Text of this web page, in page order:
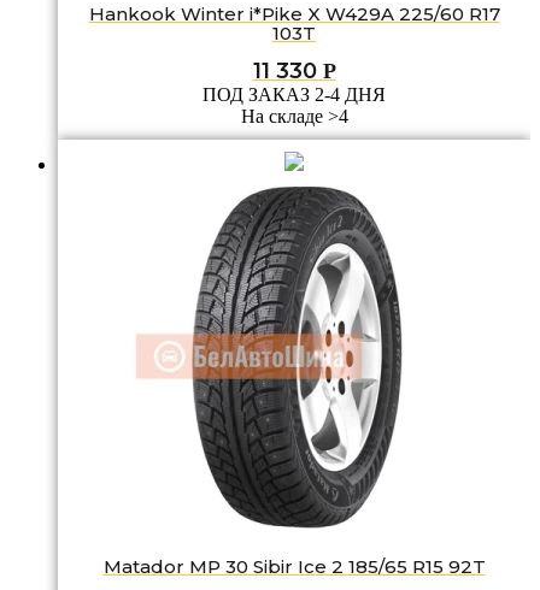
Hankook Winter i*Pike X W429A 225/60 R17
103T
11 330 Р
ПОД ЗАКАЗ 2-4 ДНЯ
На складе >4
Matador MP 30 Sibir Ice 2 185/65 R15 92T